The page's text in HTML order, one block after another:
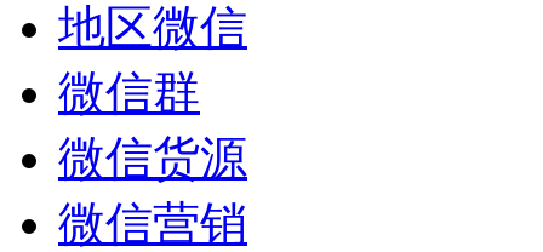
地区微信
微信群
微信货源
微信营销